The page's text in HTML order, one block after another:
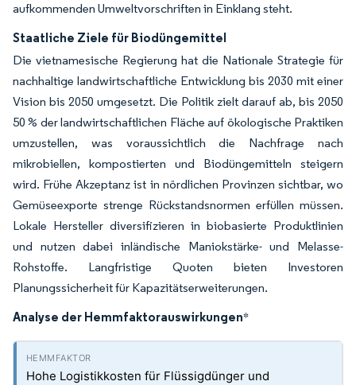
aufkommenden Umweltvorschriften in Einklang steht.
Staatliche Ziele für Biodüngemittel
Die vietnamesische Regierung hat die Nationale Strategie für
nachhaltige landwirtschaftliche Entwicklung bis 2030 mit einer
Vision bis 2050 umgesetzt. Die Politik zielt darauf ab, bis 2050
50 % der landwirtschaftlichen Fläche auf ökologische Praktiken
umzustellen, was voraussichtlich die Nachfrage nach
mikrobiellen, kompostierten und Biodüngemitteln steigern
wird. Frühe Akzeptanz ist in nördlichen Provinzen sichtbar, wo
Gemüseexporte strenge Rückstandsnormen erfüllen müssen.
Lokale Hersteller diversifizieren in biobasierte Produktlinien
und nutzen dabei inländische Maniokstärke- und Melasse-
Rohstoffe. Langfristige Quoten bieten Investoren
Planungssicherheit für Kapazitätserweiterungen.
Analyse der Hemmfaktorauswirkungen*
Hohe Logistikkosten für Flüssigdünger und